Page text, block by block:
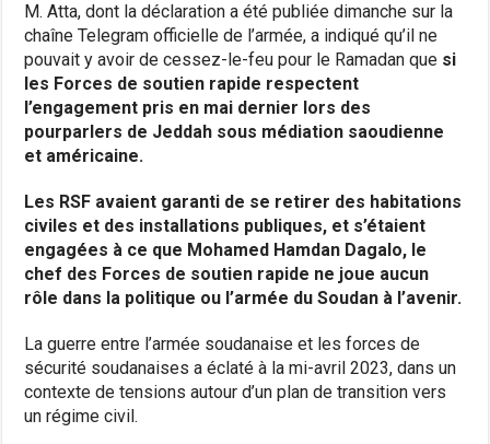
M. Atta, dont la déclaration a été publiée dimanche sur la
chaîne Telegram officielle de l’armée, a indiqué qu’il ne
pouvait y avoir de cessez-le-feu pour le Ramadan que si
les Forces de soutien rapide respectent
l’engagement pris en mai dernier lors des
pourparlers de Jeddah sous médiation saoudienne
et américaine.
Les RSF avaient garanti de se retirer des habitations
civiles et des installations publiques, et s’étaient
engagées à ce que Mohamed Hamdan Dagalo, le
chef des Forces de soutien rapide ne joue aucun
rôle dans la politique ou l’armée du Soudan à l’avenir.
La guerre entre l’armée soudanaise et les forces de
sécurité soudanaises a éclaté à la mi-avril 2023, dans un
contexte de tensions autour d’un plan de transition vers
un régime civil.